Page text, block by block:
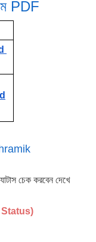
PDF
চেক করবেন দেখে